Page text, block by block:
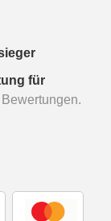
für
Bewertungen.